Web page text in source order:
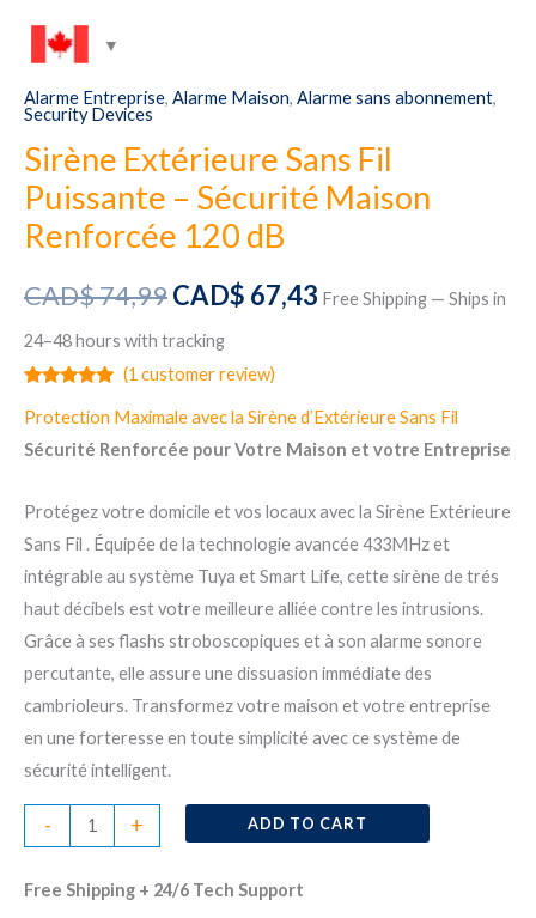
Alarme Entreprise, Alarme Maison, Alarme sans abonnement,
Security Devices
Sirène Extérieure Sans Fil
Puissante – Sécurité Maison
Renforcée 120 dB
CAD$74,99Original
price
was:
CAD$ 74,99.
CAD$ 67,43Current
CAD$ 67,43.
Free Shipping — Ships in
24–48 hours with tracking
out of 5
customer
(1 customer review)
Protection Maximale avec la Sirène d’Extérieure Sans Fil
Sécurité Renforcée pour Votre Maison et votre Entreprise
Protégez votre domicile et vos locaux avec la Sirène Extérieure
Sans Fil . Équipée de la technologie avancée 433MHz et
intégrable au système Tuya et Smart Life, cette sirène de trés
haut décibels est votre meilleure alliée contre les intrusions.
Grâce à ses flashs stroboscopiques et à son alarme sonore
percutante, elle assure une dissuasion immédiate des
cambrioleurs. Transformez votre maison et votre entreprise
en une forteresse en toute simplicité avec ce système de
sécurité intelligent.
-
Extérieure
Sans
+ ADD TO CART
Free Shipping + 24/6 Tech Support